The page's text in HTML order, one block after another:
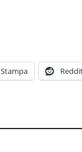
Stampa